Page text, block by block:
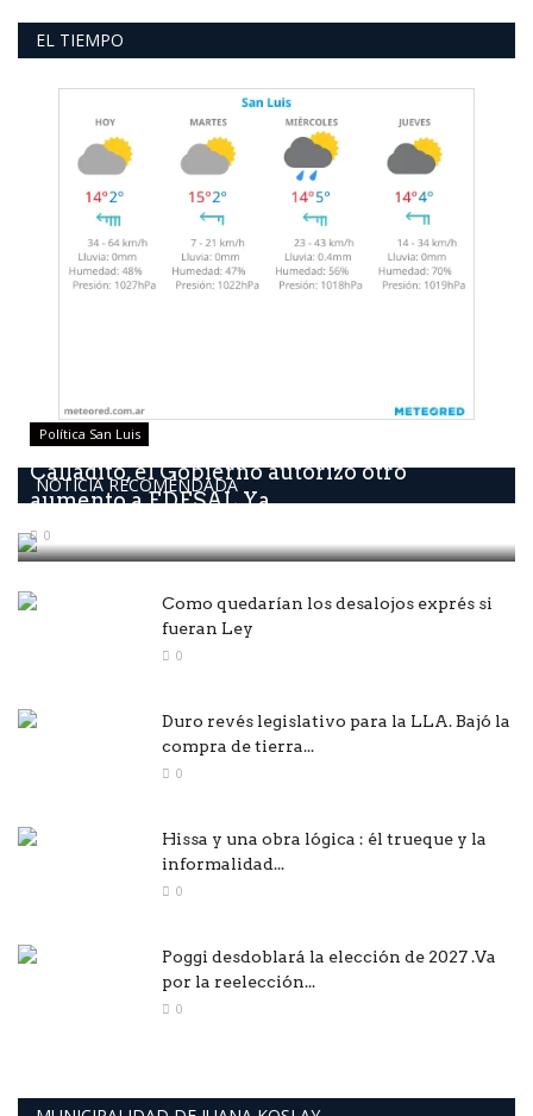
EL TIEMPO
NOTICIA RECOMENDADA
Política San Luis
Calladito, él Gobierno autorizó otro
aumento a EDESAL Ya...
0
Como quedarían los desalojos exprés si
fueran Ley
0
Duro revés legislativo para la LLA. Bajó la
compra de tierra...
0
Hissa y una obra lógica : él trueque y la
informalidad...
0
Poggi desdoblará la elección de 2027 .Va
por la reelección...
0